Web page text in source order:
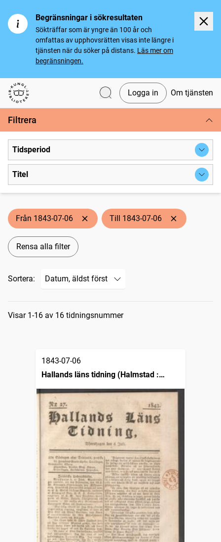
Begränsningar i sökresultaten
Sökträffar som är yngre än 100 år och
omfattas av upphovsrätten visas inte längre i
tjänsten när du söker på distans. Läs mer om
begränsningen.
Svenska tidningar
Logga in Om tjänsten
Filtrera
Tidsperiod
Titel
Från 1843-07-06 Till 1843-07-06
Rensa alla filter
Sortera:
Sökresultat
Visar 1-16 av 16 tidningsnummer
1843-07-06
Hallands läns tidning (Halmstad :
1825)